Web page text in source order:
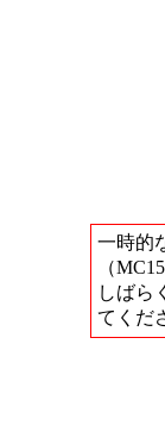
一時的
（
しばら
てくだ